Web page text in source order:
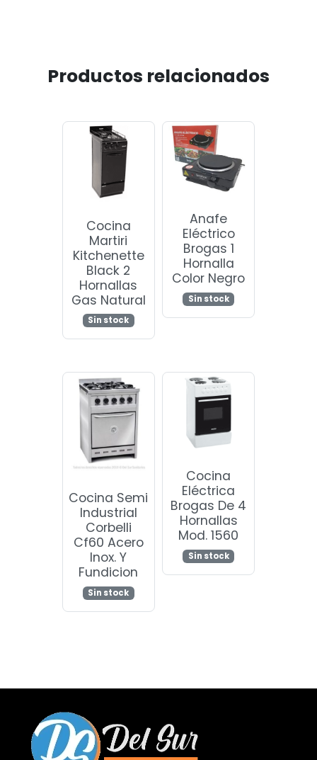
Productos relacionados
Cocina
Martiri
Kitchenette
Black 2
Hornallas
Gas Natural
Sin stock
Anafe
Eléctrico
Brogas 1
Hornalla
Color Negro
Sin stock
Cocina Semi
Industrial
Corbelli
Cf60 Acero
Inox. Y
Fundicion
Sin stock
Cocina
Eléctrica
Brogas De 4
Hornallas
Mod. 1560
Sin stock